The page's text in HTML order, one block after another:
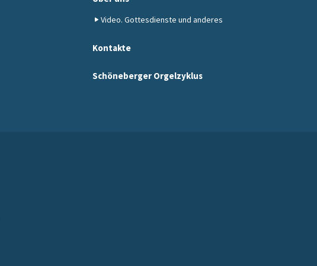
Video. Gottesdienste und anderes
Kontakte
Schöneberger Orgelzyklus